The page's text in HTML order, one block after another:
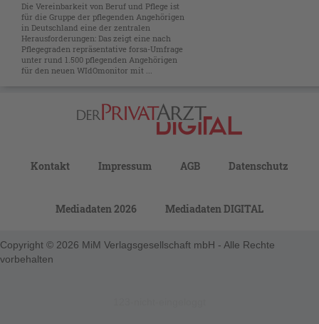
Die Vereinbarkeit von Beruf und Pflege ist
für die Gruppe der pflegenden Angehörigen
in Deutschland eine der zentralen
Herausforderungen: Das zeigt eine nach
Pflegegraden repräsentative forsa-Umfrage
unter rund 1.500 pflegenden Angehörigen
für den neuen WIdOmonitor mit ...
Kontakt Impressum AGB Datenschutz
Mediadaten 2026 Mediadaten DIGITAL
Copyright © 2026 MiM Verlagsgesellschaft mbH - Alle Rechte
vorbehalten